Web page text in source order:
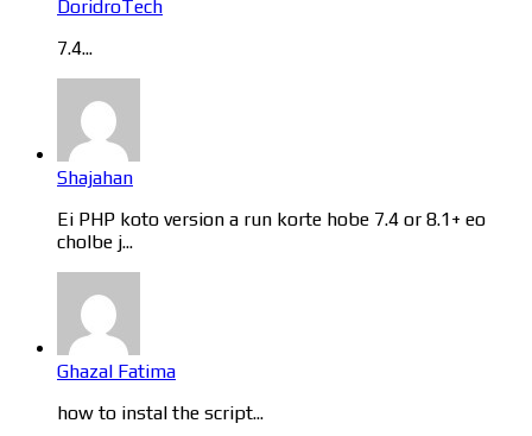
DoridroTech
7.4...
Shajahan
Ei PHP koto version a run korte hobe 7.4 or 8.1+ eo
cholbe j...
Ghazal Fatima
how to instal the script...